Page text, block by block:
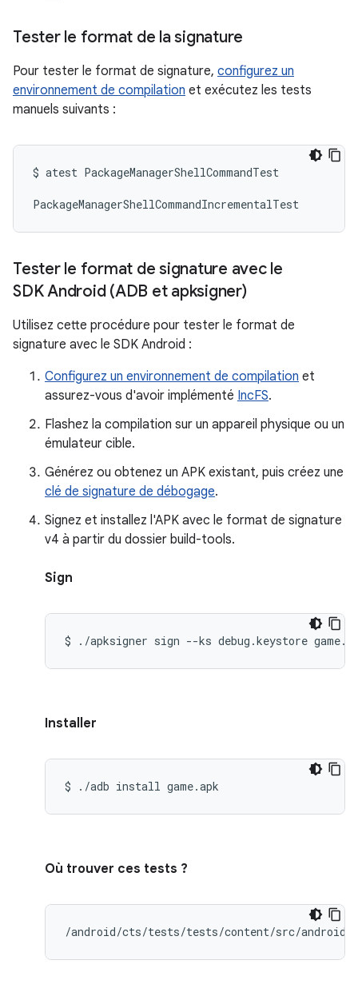
Tester le format de la signature
Pour tester le format de signature, configurez un
environnement de compilation et exécutez les tests
manuels suivants :
$ atest PackageManagerShellCommandTest
PackageManagerShellCommandIncrementalTest
Tester le format de signature avec le
SDK Android (ADB et apksigner)
Utilisez cette procédure pour tester le format de
signature avec le SDK Android :
Configurez un environnement de compilation et
assurez-vous d'avoir implémenté IncFS.
Flashez la compilation sur un appareil physique ou un
émulateur cible.
Générez ou obtenez un APK existant, puis créez une
clé de signature de débogage.
Signez et installez l'APK avec le format de signature
v4 à partir du dossier build-tools.
Sign
$ ./apksigner sign --ks debug.keystore
Installer
$ ./adb install game.apk
Où trouver ces tests ?
/android/cts/tests/tests/content/src/android/